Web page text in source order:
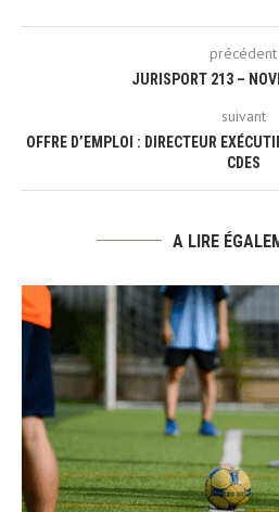
précédent
JURISPORT 213 –
suivant
OFFRE D’EMPLOI : DIRECTEUR
CDES
A LIRE